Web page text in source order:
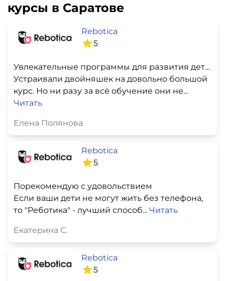
курсы в Саратове
Rebotica
5
Увлекательные программы для развития детей
Устраивали двойняшек на довольно большой
курс. Но ни разу за всё обучение они не...
Читать
Елена Полянова
Rebotica
5
Порекомендую с удовольствием
Если ваши дети не могут жить без телефона,
то "Реботика" - лучший способ... Читать
Екатерина С.
Rebotica
5